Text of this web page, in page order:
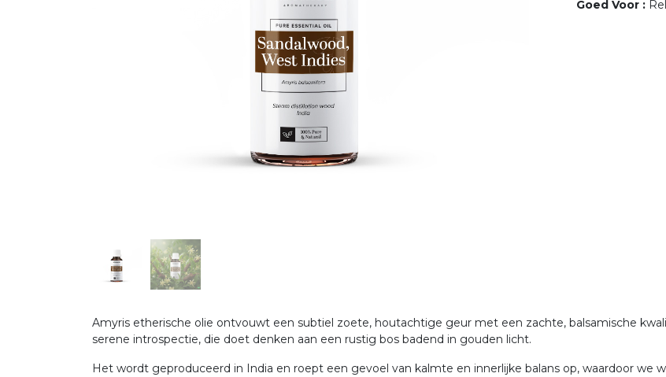
Goed Voor :
Amyris etherische olie ontvouwt een subtiel zoete, houtachtige geur met een zachte, balsamische
serene introspectie, die doet denken aan een rustig bos badend in gouden licht.
Het wordt geproduceerd in India en roept een gevoel van kalmte en innerlijke balans op, waardoor